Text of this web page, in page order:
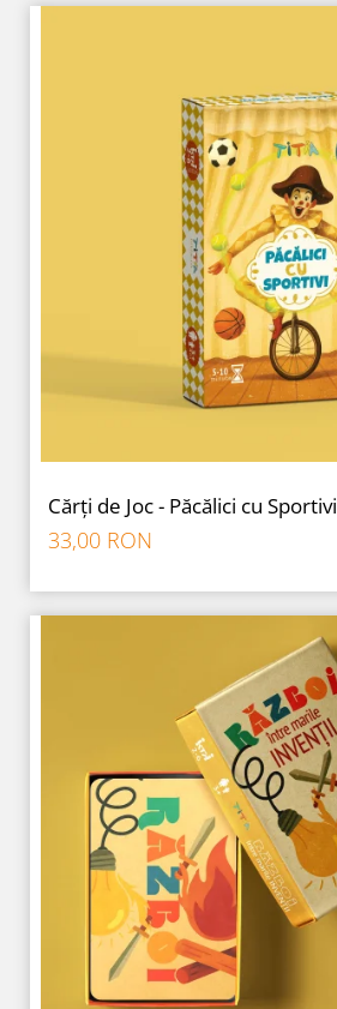
Cărți de Joc - Păcălici cu Sportivi
33,00 RON